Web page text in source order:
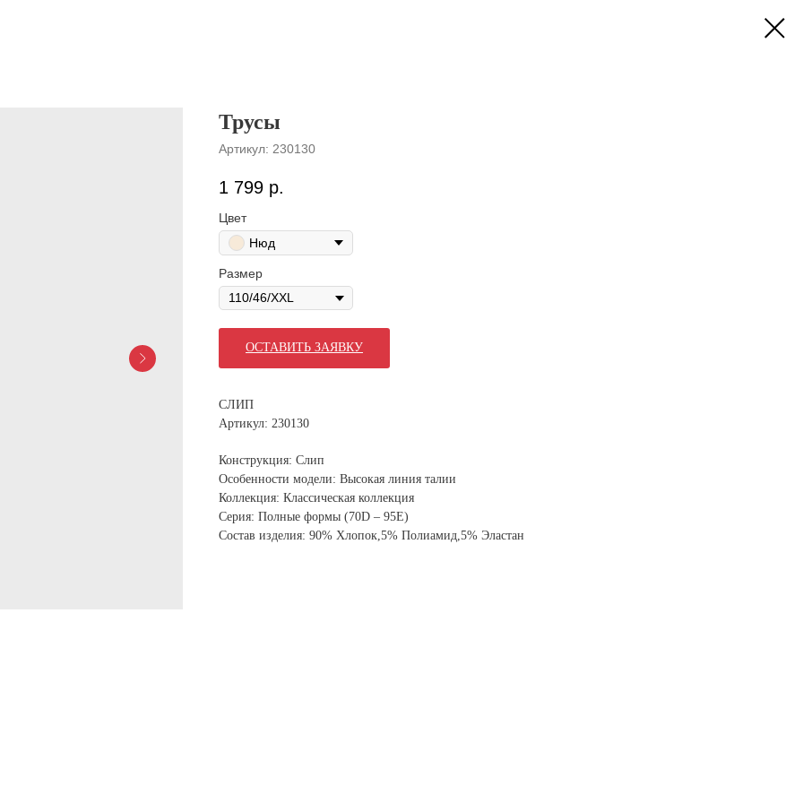
Трусы
Артикул: 230130
1 799 р.
Цвет
Нюд
Размер
ОСТАВИТЬ ЗАЯВКУ
СЛИП
Артикул: 230130
Конструкция: Слип
Особенности модели: Высокая линия талии
Коллекция: Классическая коллекция
Серия: Полные формы (70D – 95E)
Состав изделия: 90% Хлопок,5% Полиамид,5% Эластан